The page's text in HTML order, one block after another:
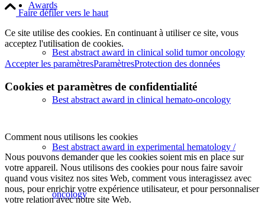
Awards
Best abstract award in clinical solid tumor oncology
Best abstract award in clinical hemato-oncology
Best abstract award in experimental hematology /
oncology
Faire défiler vers le haut
Ce site utilise des cookies. En continuant à utiliser ce site, vous
acceptez l'utilisation de cookies.
Accepter les paramètresParamètresProtection des données
Cookies et paramètres de confidentialité
Comment nous utilisons les cookies
Nous pouvons demander que les cookies soient mis en place sur
votre appareil. Nous utilisons des cookies pour nous faire savoir
quand vous visitez nos sites Web, comment vous interagissez avec
nous, pour enrichir votre expérience utilisateur, et pour personnaliser
votre relation avec notre site Web.